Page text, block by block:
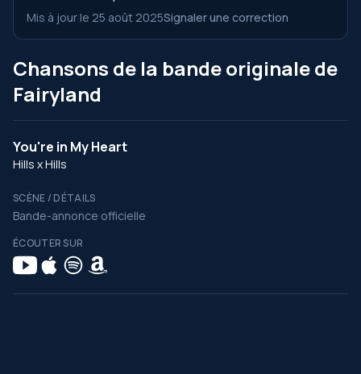
Mis à jour le 25 août 2025Signaler une correction
Chansons de la bande originale de
Fairyland
You're in My Heart
Hills x Hills
SCÈNE / DÉTAILS
Bande-annonce officielle
ÉCOUTER SUR